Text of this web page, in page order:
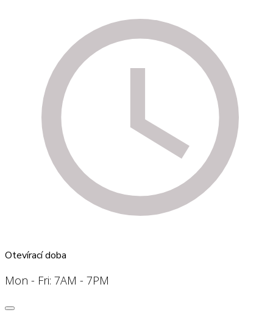
Otevírací doba
Mon - Fri: 7AM - 7PM